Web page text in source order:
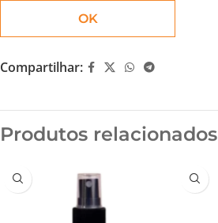
OK
Compartilhar:
Produtos relacionados